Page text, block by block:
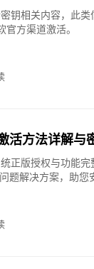
钥相关内容，此
官方渠道激活。
活方法详解与
正版授权与功能
题解决方案，助